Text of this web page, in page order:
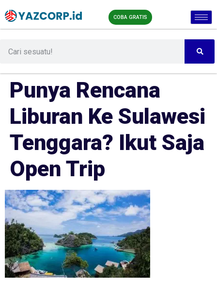
COBA GRATIS
Punya Rencana
Liburan Ke Sulawesi
Tenggara? Ikut Saja
Open Trip